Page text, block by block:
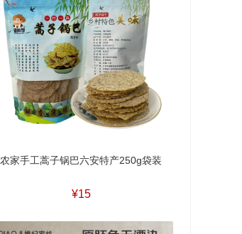
农家手工蒿子锅巴六安特产250g袋装
¥15